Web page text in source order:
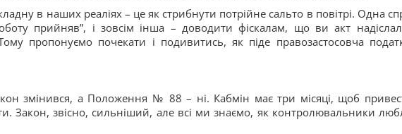
в наших реаліях – це як стрибнути потрійне сальто в повітрі. Одна
прийняв”, і зовсім інша – доводити фіскалам, що ви акт
пропонуємо почекати і подивитись, як піде правозастосовча
змінився, а Положення № 88 – ні. Кабмін має три місяці, щоб
Закон, звісно, сильніший, але всі ми знаємо, як контролювальники